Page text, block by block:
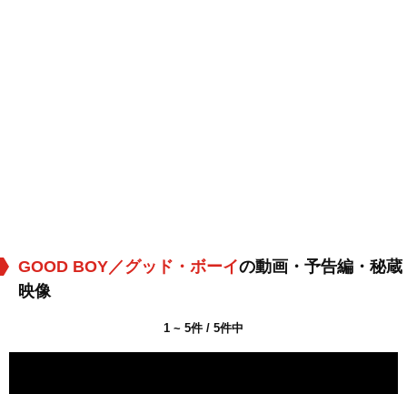
GOOD BOY／グッド・ボーイの動画・予告編・秘蔵
映像
1 ~ 5件 / 5件中